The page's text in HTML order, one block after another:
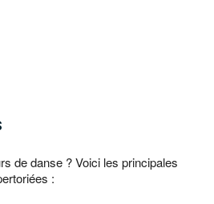
de danse ? Voici les principales
: